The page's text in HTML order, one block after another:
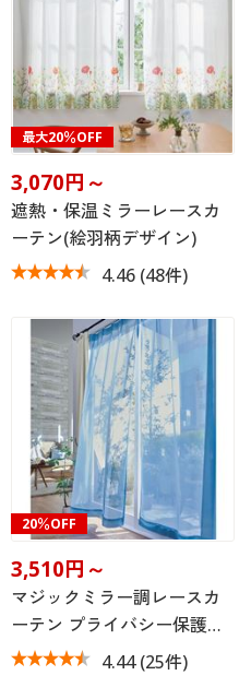
会員メニュー
マイページ
閲覧履歴
お気に入り
サポート
よくある質問とお問い合わせ
閲覧履歴
お気に入り
サポート
ご利用ガイド
最大20％OFF
3,070円～
遮熱・保温ミラーレースカ
ーテン(絵羽柄デザイン)
4.46 (48件)
20％OFF
3,510円～
マジックミラー調レースカ
ーテン プライバシー保護…
4.44(25件)